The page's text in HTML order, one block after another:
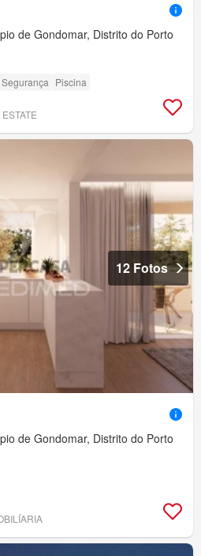
de Gondomar, Distrito do Porto
Segurança Piscina
12 Fotos
de Gondomar, Distrito do Porto